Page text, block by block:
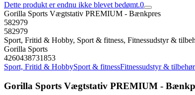
Dette produkt er endnu ikke blevet bedømt.0
Gorilla Sports Vægtstativ PREMIUM - Bænkpres
582979
582979
Sport, Fritid & Hobby, Sport & fitness, Fitnessudstyr &
Gorilla Sports
4260438731853
Sport, Fritid & HobbySport & fitnessFitnessudstyr & tilbehør
Gorilla Sports Vægtstativ PREMIUM -